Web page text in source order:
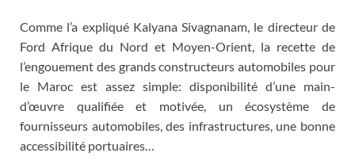
Comme l’a expliqué Kalyana Sivagnanam, le directeur de
Ford Afrique du Nord et Moyen-Orient, la recette de
l’engouement des grands constructeurs automobiles pour
le Maroc est assez simple: disponibilité d’une main-
d’œuvre qualifiée et motivée, un écosystème de
fournisseurs automobiles, des infrastructures, une bonne
accessibilité portuaires…